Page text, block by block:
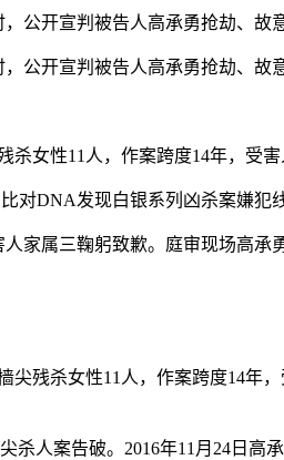
公开宣判被告人高承勇抢劫、
公开宣判被告人高承勇抢劫、故
女性11人，作案跨度14年，受
DNA发现白银系列凶杀案嫌犯
家属三鞠躬致歉。庭审现场高承
尖残杀女性11人，作案跨度14
杀人案告破。2016年11月24日